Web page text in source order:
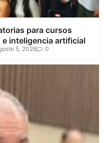
para cursos
inteligencia artificial
5, 2026 0